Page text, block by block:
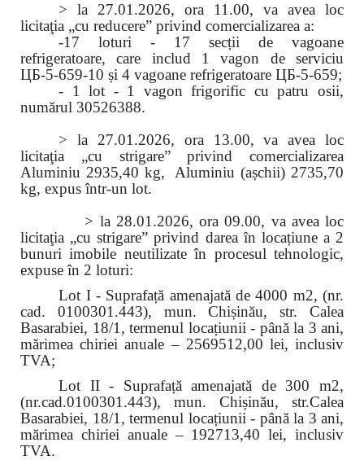
> la 27.01.2026, ora 11.00, va avea loc
licitaţia „cu reducere” privind comercializarea a:
-17 loturi - 17 secții de vagoane
refrigeratoare, care includ 1 vagon de serviciu
ЦБ-5-659-10 și 4 vagoane refrigeratoare ЦБ-5-659;
- 1 lot - 1 vagon frigorific cu patru osii,
numărul 30526388.
> la 27.01.2026, ora 13.00, va avea loc
licitaţia „cu strigare” privind comercializarea
Aluminiu 2935,40 kg, Aluminiu (așchii) 2735,70
kg, expus într-un lot.
> la 28.01.2026, ora 09.00, va avea loc
licitaţia „cu strigare” privind darea în locațiune a 2
bunuri imobile neutilizate în procesul tehnologic,
expuse în 2 loturi:
Lot I - Suprafață amenajată de 4000 m2, (nr.
cad. 0100301.443), mun. Chișinău, str. Calea
Basarabiei, 18/1, termenul locațiunii - până la 3 ani,
mărimea chiriei anuale – 2569512,00 lei, inclusiv
TVA;
Lot II - Suprafață amenajată de 300 m2,
(nr.cad.0100301.443), mun. Chișinău, str.Calea
Basarabiei, 18/1, termenul locațiunii - până la 3 ani,
mărimea chiriei anuale – 192713,40 lei, inclusiv
TVA.